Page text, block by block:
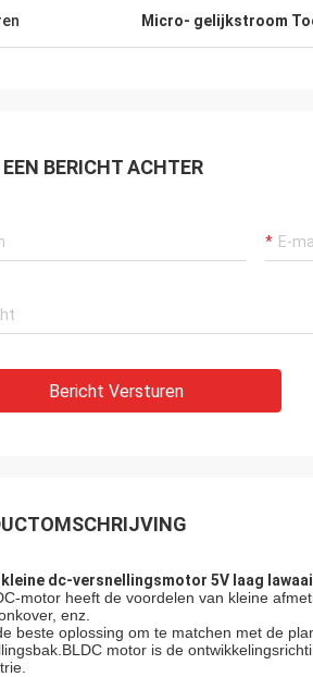
Micro- gelijkstroom
BERICHT ACHTER
Bericht Versturen
kleine dc-versnellingsmotor 5V laag
motor heeft de voordelen van kleine
enz.
beste oplossing om te matchen met de
motor is de